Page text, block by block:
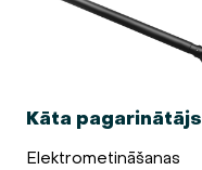
Kāta pagarinātājs
Elektrometināšanas